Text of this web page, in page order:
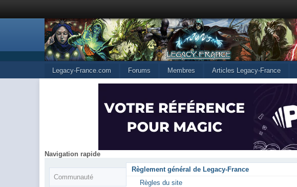
Legacy-France.com Forums Membres Articles Legacy-France
Navigation rapide
Communauté
Règlement général de Legacy-France
Règles du site